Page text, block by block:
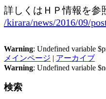
詳しくはＨＰ情報を参
/kirara/news/2016/09/
Warning: Undefined variable
メインページ | アーカイブ
Warning: Undefined variable
検索